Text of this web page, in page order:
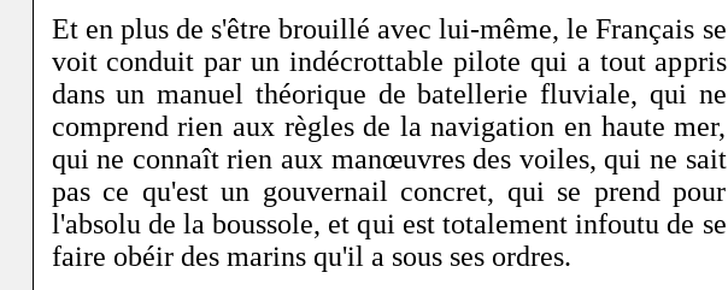
Et en plus de s'être brouillé avec lui-même, le Français se
voit conduit par un indécrottable pilote qui a tout appris
dans un manuel théorique de batellerie fluviale, qui ne
comprend rien aux règles de la navigation en haute mer,
qui ne connaît rien aux manœuvres des voiles, qui ne sait
pas ce qu'est un gouvernail concret, qui se prend pour
l'absolu de la boussole, et qui est totalement infoutu de se
faire obéir des marins qu'il a sous ses ordres.